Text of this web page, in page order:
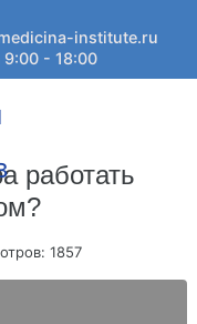
institute.ru
9:00 - 18:00
работать
1857